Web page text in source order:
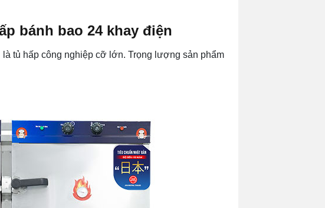
bánh bao 24 khay điện
tủ hấp công nghiệp cỡ lớn. Trọng lượng sản phẩm